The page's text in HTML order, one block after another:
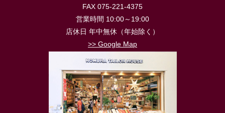
FAX 075-221-4375
営業時間 10:00～19:00
店休日 年中無休（年始除く）
>> Google Map